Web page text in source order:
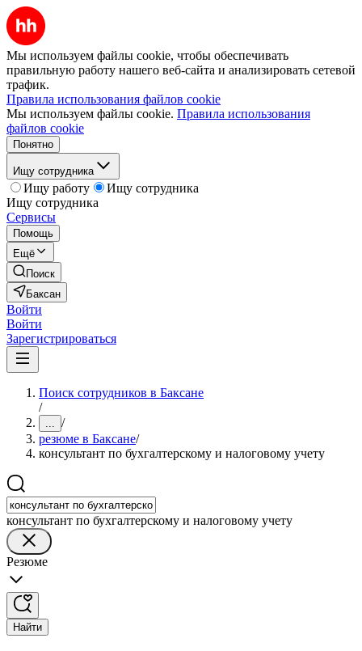
Мы используем файлы cookie, чтобы обеспечивать
правильную работу нашего веб-сайта и анализировать сетевой
трафик.
Правила использования файлов cookie
Мы используем файлы cookie. Правила использования
файлов cookie
Понятно
Ищу сотрудника
Ищу работу
Ищу сотрудника
Ищу сотрудника
Сервисы
Помощь
Ещё
Поиск
Баксан
Войти
Войти
Зарегистрироваться
Поиск сотрудников в Баксане
/
... /
резюме в Баксане/
консультант по бухгалтерскому и налоговому учету
консультант по бухгалтерскому и налоговому учету
Резюме
Найти